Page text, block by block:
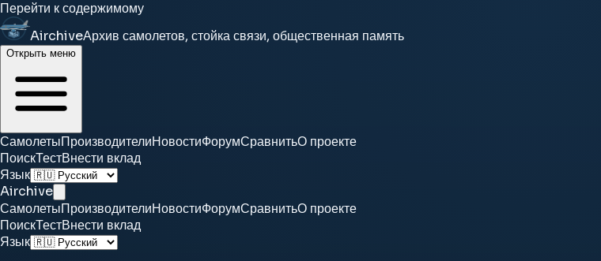
Перейти к содержимому
AirchiveАрхив самолетов, стойка связи, общественная память
Открыть меню
СамолетыПроизводителиНовостиФорумСравнитьО проекте
ПоискТестВнести вклад
Язык
Airchive
СамолетыПроизводителиНовостиФорумСравнитьО проекте
ПоискТестВнести вклад
Язык